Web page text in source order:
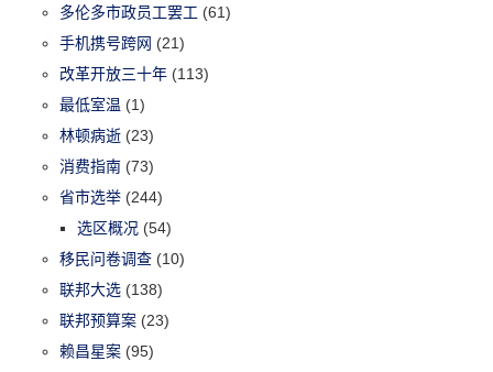
多伦多市政员工罢工 (61)
手机携号跨网 (21)
改革开放三十年 (113)
最低室温 (1)
林顿病逝 (23)
消费指南 (73)
省市选举 (244)
选区概况 (54)
移民问卷调查 (10)
联邦大选 (138)
联邦预算案 (23)
赖昌星案 (95)